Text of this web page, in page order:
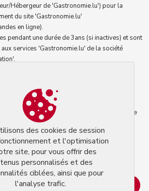
Hébergeur de 'Gastronomie.lu') pour la
du site 'Gastronomie.lu'
en ligne).
pendant une durée de 3ans (si inactives) et sont
services 'Gastronomie.lu' de la société
et libertés, vous pouvez exercer
vous concernant et les faire
le service 'Gastronomie.lu' la société
: admin@gastronomie.lu. **
pour le fonctionnement et l'optimisation de
des contenus personnalisés et des
ainsi que pour l'analyse trafic.
.
des cookies de session
et l'optimisation
site, pour vous offrir des
personnalisés et des
ciblées, ainsi que pour
l'analyse trafic.